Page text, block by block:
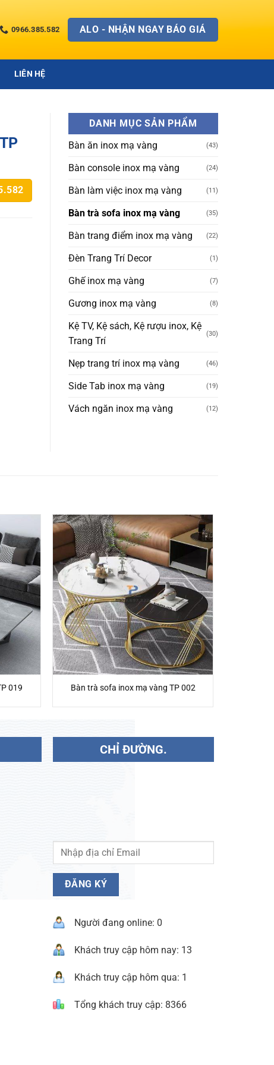
0966.385.582 ALO - NHẬN NGAY BÁO GIÁ
LIÊN HỆ
DANH MỤC SẢN PHẨM
Bàn ăn inox mạ vàng
(43)
Bàn console inox mạ vàng (24)
Bàn làm việc inox mạ vàng (11)
Bàn trà sofa inox mạ vàng (35)
Bàn trang điểm inox mạ vàng (22)
Đèn Trang Trí Decor (1)
Ghế inox mạ vàng (7)
Gương inox mạ vàng (8)
Kệ TV, Kệ sách, Kệ rượu inox, Kệ
Trang Trí
(30)
Nẹp trang trí inox mạ vàng (46)
Side Tab inox mạ vàng (19)
Vách ngăn inox mạ vàng (12)
019 Bàn trà sofa inox mạ vàng TP 002
CHỈ ĐƯỜNG.
Người đang online: 0
Khách truy cập hôm nay: 13
Khách truy cập hôm qua: 1
Tổng khách truy cập: 8366